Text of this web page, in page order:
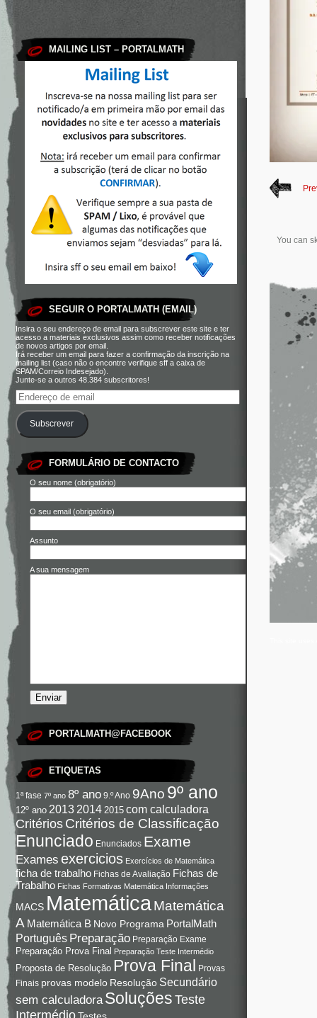
MAILING LIST – PORTALMATH
SEGUIR O PORTALMATH (EMAIL)
Insira o seu endereço de email para subscrever este site e ter
acesso a materiais exclusivos assim como receber notificações
de novos artigos por email.
Irá receber um email para fazer a confirmação da inscrição na
mailing list (caso não o encontre verifique sff a caixa de
SPAM/Correio Indesejado).
Junte-se a outros 48.384 subscritores!
Subscrever
FORMULÁRIO DE CONTACTO
O seu nome (obrigatório)
O seu email (obrigatório)
Assunto
A sua mensagem
PORTALMATH@FACEBOOK
ETIQUETAS
1ª fase 7º ano 8º ano 9.º Ano 9Ano 9º ano
12º ano 2013 2014 2015 com calculadora
Critérios Critérios de Classificação
Enunciado Enunciados Exame
Exames exercicios Exercícios de Matemática
ficha de trabalho Fichas de Avaliação Fichas de
Trabalho Fichas Formativas Matemática Informações
MACS Matemática Matemática
A Matemática B Novo Programa PortalMath
Português Preparação Preparação Exame
Preparação Prova Final Preparação Teste Intermédio
Proposta de Resolução Prova Final Provas
Finais provas modelo Resolução Secundário
sem calculadora Soluções Teste
IntermédioTestes
You can